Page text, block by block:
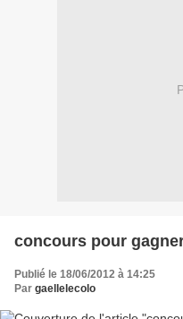
concours pour
Publié le 18/06/2012 à 14:25
Par gaellelecolo